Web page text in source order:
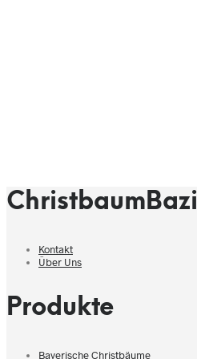
ChristbaumBazi
Kontakt
Über Uns
Produkte
Bayerische Christbäume